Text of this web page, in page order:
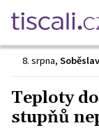
8. srpna, Soběslav
Teploty
stupňů